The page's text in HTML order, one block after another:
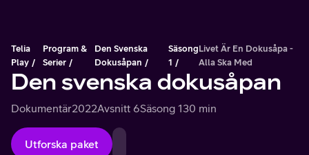
Telia
Play
Program &
Serier
Den Svenska
Dokusåpan
Säsong
1
Livet Är En Dokusåpa -
Alla Ska Med
Den svenska dokusåpan
Dokumentär2022Avsnitt 6Säsong 130 min
Utforska paket